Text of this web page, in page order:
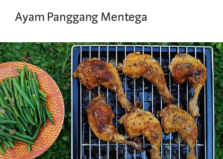
Ayam Panggang Mentega